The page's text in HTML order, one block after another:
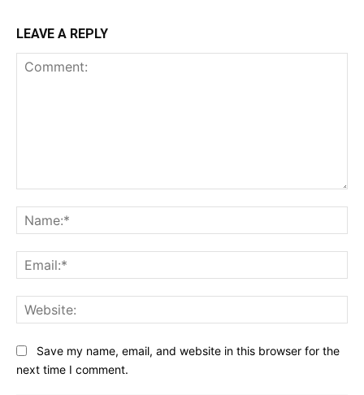
LEAVE A REPLY
Save my name, email, and website in this browser for the
next time I comment.